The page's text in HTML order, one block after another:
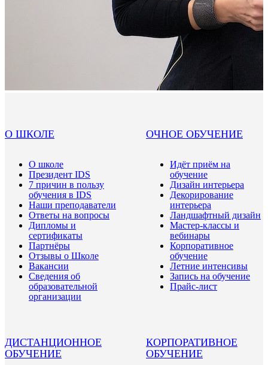
О ШКОЛЕ
О школе
Президент IDS
7 причин в пользу
обучения в IDS
Наши преподаватели
Ответы на вопросы
Дипломы и
сертификаты
Партнёры
Отзывы о Школе
Вакансии
Сведения об
образовательной
организации
ОЧНОЕ ОБУЧЕНИЕ
Идёт приём на
обучение
Дизайн интерьера
Декорирование
интерьера
Ландшафтный дизайн
Мастер-классы и
вебинары
Корпоративное
обучение
Летние интенсивы
Запись на обучение
Прайс-лист
ДИСТАНЦИОННОЕ
ОБУЧЕНИЕ
КОРПОРАТИВНОЕ
ОБУЧЕНИЕ